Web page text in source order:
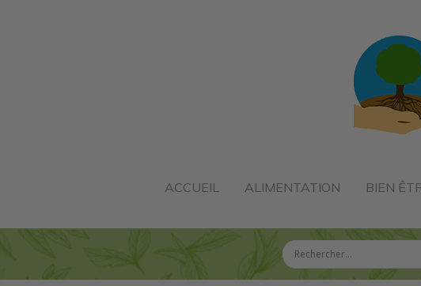
ACCUEIL ALIMENTATION BIEN